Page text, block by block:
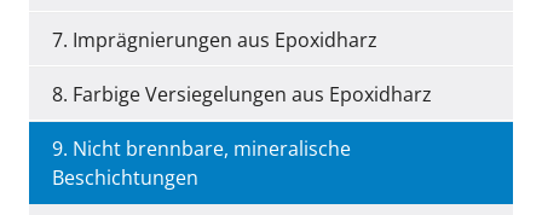
7. Imprägnierungen aus Epoxidharz
8. Farbige Versiegelungen aus Epoxidharz
9. Nicht brennbare, mineralische
Beschichtungen